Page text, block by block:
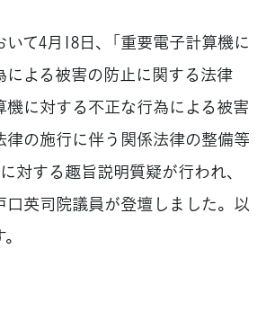
て4月18日、「重要電子計算機に
による被害の防止に関する法律
に対する不正な行為による被害
律の施行に伴う関係法律の整備等
対する趣旨説明質疑が行われ、
口英司院議員が登壇しました。以